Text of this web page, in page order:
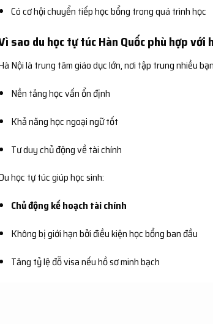
Có cơ hội chuyển tiếp học bổng trong quá trình học
sao du học tự túc Hàn Quốc phù hợp với
Nội là trung tâm giáo dục lớn, nơi tập trung nhiều
Nền tảng học vấn ổn định
Khả năng học ngoại ngữ tốt
Tư duy chủ động về tài chính
học tự túc giúp học sinh:
Chủ động kế hoạch tài chính
Không bị giới hạn bởi điều kiện học bổng ban đầu
Tăng tỷ lệ đỗ visa nếu hồ sơ minh bạch